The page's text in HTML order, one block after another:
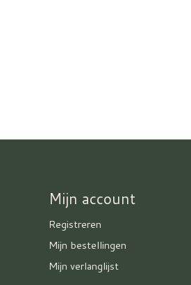
Mijn account
Registreren
Mijn bestellingen
Mijn verlanglijst